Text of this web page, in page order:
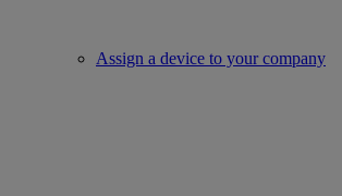
Assign a device to your company